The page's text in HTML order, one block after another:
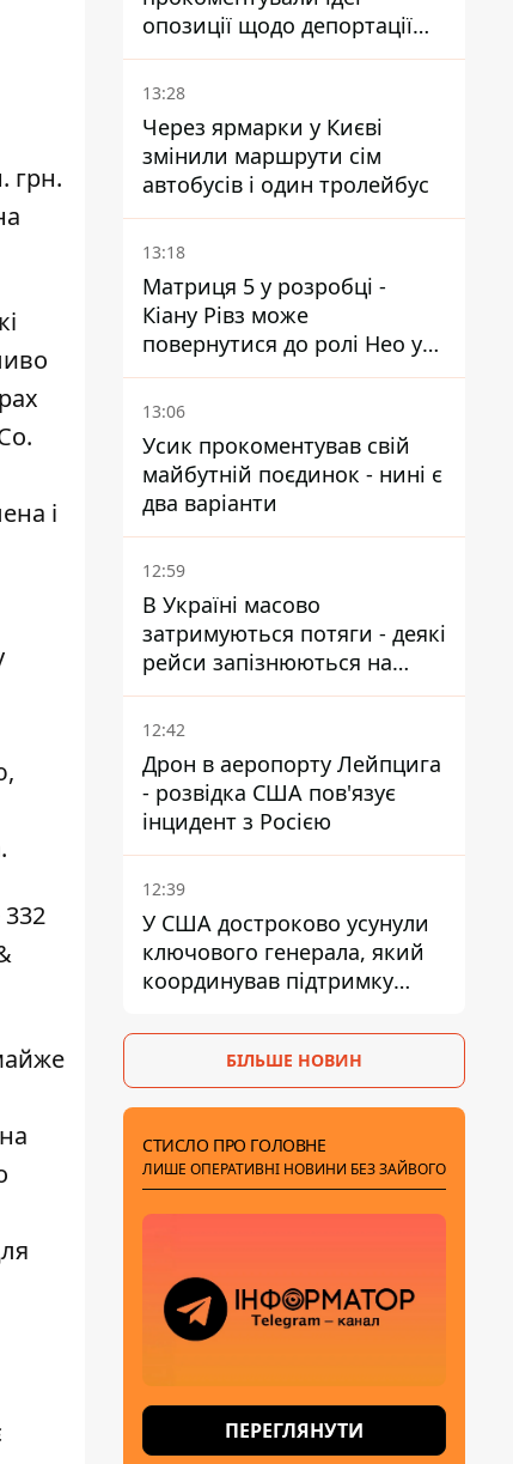
грн.
і
опозиції щодо депортації
українських чоловіків -
абсурд і популізм
13:28
Через ярмарки у Києві
змінили маршрути сім
автобусів і один тролейбус
13:18
Матриця 5 у розробці -
Кіану Рівз може
повернутися до ролі Нео у
п'ятій частині
13:06
Усик прокоментував свій
майбутній поєдинок - нині є
два варіанти
12:59
В Україні масово
затримуються потяги - деякі
рейси запізнюються на
понад 12 годин
12:42
Дрон в аеропорту Лейпцига
- розвідка США пов'язує
інцидент з Росією
12:39
У США достроково усунули
ключового генерала, який
координував підтримку
замовчують
БІЛЬШЕ НОВИН
СТИСЛО ПРО ГОЛОВНЕ
ЛИШЕ ОПЕРАТИВНІ НОВИНИ БЕЗ ЗАЙВОГО
ПЕРЕГЛЯНУТИ